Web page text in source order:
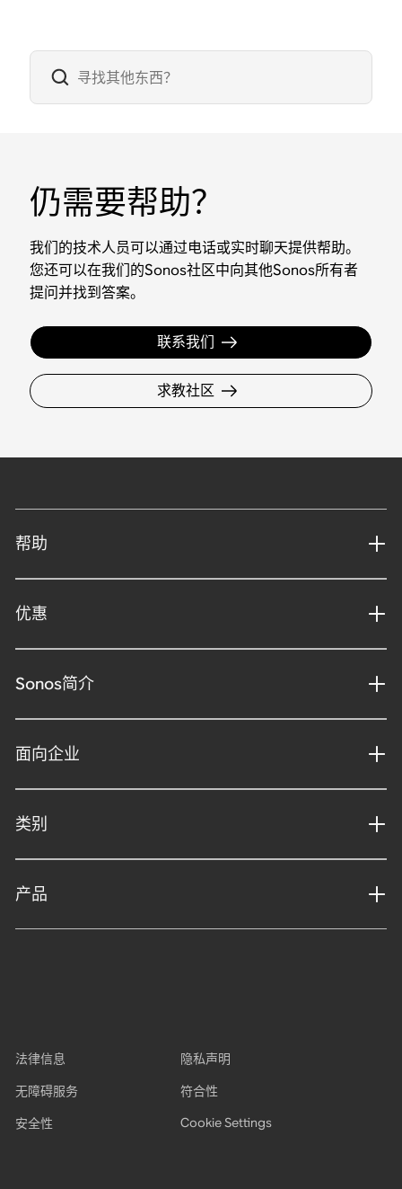
仍需要帮助？
我们的技术人员可以通过电话或实时聊天提供帮助。
您还可以在我们的Sonos社区中向其他Sonos所有者
提问并找到答案。
联系我们
求教社区
帮助
优惠
Sonos简介
面向企业
类别
产品
法律信息
隐私声明
无障碍服务
符合性
安全性
Cookie Settings